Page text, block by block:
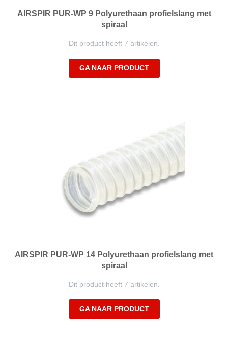
AIRSPIR PUR-WP 9 Polyurethaan profielslang met
spiraal
Dit product heeft 7 artikelen.
GA NAAR PRODUCT
AIRSPIR PUR-WP 14 Polyurethaan profielslang met
spiraal
Dit product heeft 7 artikelen.
GA NAAR PRODUCT